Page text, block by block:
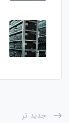
جدید تر